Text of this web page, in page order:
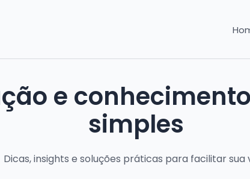
e
simples
Dicas, insights e soluções práticas para facilitar sua